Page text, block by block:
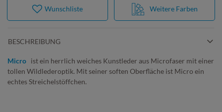
Weitere Farben
Wunschliste
BESCHREIBUNG
Micro ist ein herrlich weiches Kunstleder aus Microfaser mit einer
tollen Wildlederoptik. Mit seiner soften Oberfläche ist Micro ein
echtes Streichelstöffchen.